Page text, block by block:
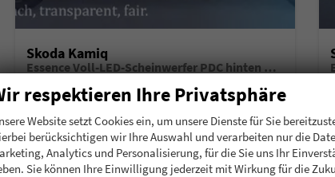
Skoda Kamiq
Essence Voll-LED-Scheinwerfer PDC hinten Klima
Fahrzeugnummer 196911
Schalt. 5-Gang
Benzin 70 kW (95 PS)
20.780,– € Details
respektieren Ihre Privatsphäre
Website setzt Cookies ein, um unsere Dienste für Sie
berücksichtigen wir Ihre Auswahl und verarbeiten nur die
Analytics und Personalisierung, für die Sie uns Ihr
Sie können Ihre Einwilligung jederzeit mit Wirkung für die